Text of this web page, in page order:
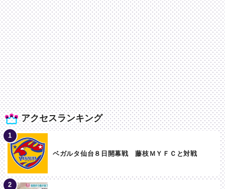
アクセスランキング
ベガルタ仙台８日開幕戦 藤枝ＭＹＦＣと対戦